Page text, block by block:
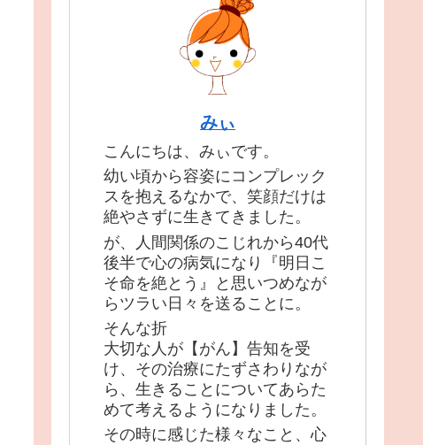
みぃ
こんにちは、みぃです。
幼い頃から容姿にコンプレック
スを抱えるなかで、笑顔だけは
絶やさずに生きてきました。
が、人間関係のこじれから40代
後半で心の病気になり『明日こ
そ命を絶とう』と思いつめなが
らツラい日々を送ることに。
そんな折
大切な人が【がん】告知を受
け、その治療にたずさわりなが
ら、生きることについてあらた
めて考えるようになりました。
その時に感じた様々なこと、心